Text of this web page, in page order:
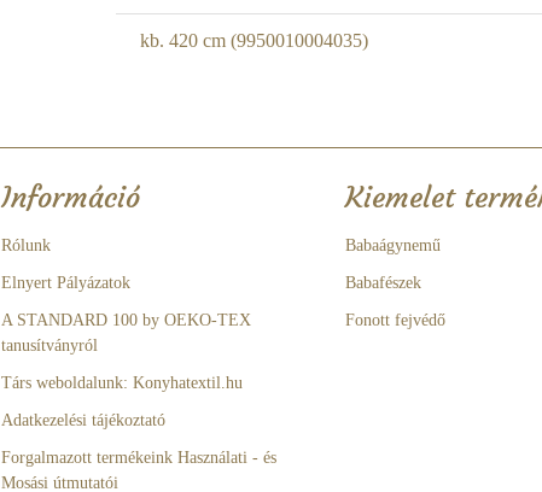
kb. 420 cm (9950010004035)
Információ
Rólunk
Elnyert Pályázatok
A STANDARD 100 by OEKO-TEX
tanusítványról
Társ weboldalunk: Konyhatextil.hu
Adatkezelési tájékoztató
Forgalmazott termékeink Használati - és
Mosási útmutatói
Kiemelet
Babaágynemű
Babafészek
Fonott fejvédő